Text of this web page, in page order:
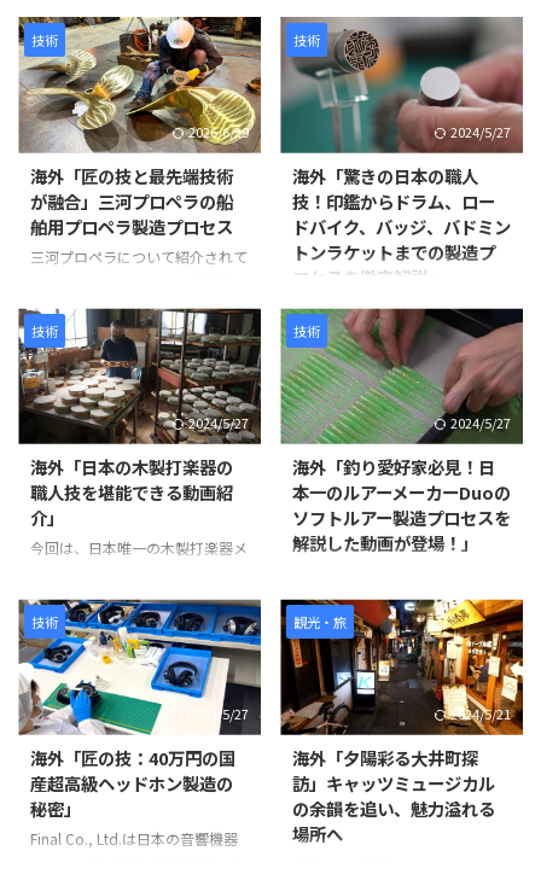
を現代のテクノロジーで再現す
る、革新的なプロジェクトが紹介
されています。 阿弥陀如来と25
体の菩薩が極楽浄土から人々を迎
えに来る情景を、空中を舞うドロ
ーン仏像によって表現するとい
う、伝統文化と最新技術を融合さ
せた試みです。 制作には、約
1,500年にわたり受け継がれてき
た仏像彫刻の技術と、3Dスキャ
ン・3Dプリントなどの現代技術
の工程 まず、仏師による木彫り
の原型制作から始まります。 仏
師は木材から仏像を一体ずつ丁寧
...
氏の仕事が紹介されています。日
本刀の鞘は単なる収納具ではな
く、刀身を守る重要な役割を担っ
ています。熟練の職人が幾度も塗
装と研磨を繰り返し、美しさと耐
久性を兼ね備えた鞘を完成させて
いきます。 製造工程は以下のよ
うに進みます。 まず、2枚の木材
を貼り合わせて作られた鞘の継ぎ
目を補強します。継ぎ目に和紙を
米糊で貼り付けることで、割れや
剥離を防ぎ、長期間使用できる強
（とのこ）と漆 ...
技術
2026/6/29
海外「匠の技と最先端技術
が融合」三河プロペラの船
舶用プロペラ製造プロセス
三河プロペラについて紹介されて
に拠点を置き、1929年に設立さ
れて以来、90年以上にわたり船
舶用プロペラを製造しています。
製造プロセスは以下のように進み
ます。最初に砂型に砂を詰め、余
分なガスを抜いて準備します。そ
の後、砂型を反転させて次の工程
に備えます。 次に、インゴット
と呼ばれる金属塊を溶解炉に入れ
て溶かします。溶解中には不純物
を除去し、温度を適切に管理しま
プロペラの基盤部分が形成されま
す。 金属が冷えて固まった後、砂
型から鋳造物を取り出しま ...
技術
2024/5/27
海外「驚きの日本の職人
技！印鑑からドラム、ロー
ドバイク、バッジ、バドミン
トンラケットまでの製造プ
ロセスを徹底解説」
この動画は、日本の職人技が集結
した驚きの製造プロセスを紹介し
ています。 岩井プレス株式会社
から始まり、金属プレス加工で印
鑑を作る様子、星野楽器株式会社
のTAMAドラム製造プロセス、パ
会社のオーダーメイドロードバイ
ク製造、アミタ エムシーエフ株
式会社のProcessXバッジ製造、そ
してコンポジットテクノ株式会社
で、各社の工程や技術を紹介して
います。 注目すべきは、職人たち
の手仕事や精密な機械加工が、製
品の品質と美しさを生み出す過程
です。 製品が完成す ...
技術
2024/5/27
海外「日本の木製打楽器の
職人技を堪能できる動画紹
介」
今回は、日本唯一の木製打楽器メ
Woodworking Co., Ltd.の職人技
をご紹介します。この動画では、
タンバリンや他の打楽器の製造プ
ロセスを見ることができます。
最初に、木製の縁がどのように加
工され、ジングルが取り付けられ
ているかが示されます。縁の切り
出し、穴あけ、ジングルの取り付
けなど、細部にわたる丹念な作業
が行われています。 次に、皮革の
取り付けが行われます。ここで
技術
2024/5/27
海外「釣り愛好家必見！日
本一のルアーメーカーDuoの
ソフトルアー製造プロセスを
解説した動画が登場！」
Duo株式会社は、日本を代表する
釣り餌製造会社として知られてい
ます。今回は、同社が誇るソフト
ルアー（ワーム）の製造プロセス
とその品質管理の秘密に迫りま
す。 ソフトルアーの製造は、まず
原材料の準備から始まります。
Duo株式会社では、高品質の原材
料を使用し、これを電子レンジで
加熱します。加熱によって原材料
が均一に溶け、その後冷却と硬化
技術
2024/5/27
海外「匠の技：40万円の国
産超高級ヘッドホン製造の
秘密」
Final Co., Ltd.は日本の音響機器
観光・旅
2024/5/21
海外「夕陽彩る大井町探
訪」キャッツミュージカル
の余韻を追い、魅力溢れる
場所へ